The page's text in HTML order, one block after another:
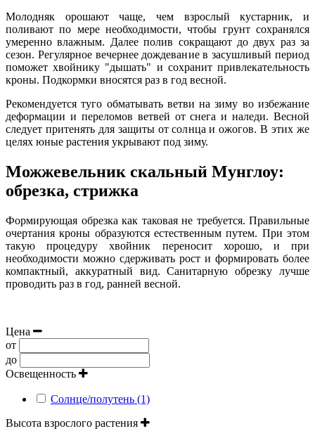
Молодняк орошают чаще, чем взрослый кустарник, и
поливают по мере необходимости, чтобы грунт сохранялся
умеренно влажным. Далее полив сокращают до двух раз за
сезон. Регулярное вечернее дождевание в засушливый период
поможет хвойнику "дышать" и сохранит привлекательность
кроны. Подкормки вносятся раз в год весной.
Рекомендуется туго обматывать ветви на зиму во избежание
деформации и переломов ветвей от снега и наледи. Весной
следует притенять для защиты от солнца и ожогов. В этих же
целях юные растения укрывают под зиму.
Можжевельник скальный Мунглоу:
обрезка, стрижка
Формирующая обрезка как таковая не требуется. Правильные
очертания кроны образуются естественным путем. При этом
такую процедуру хвойник переносит хорошо, и при
необходимости можно сдерживать рост и формировать более
компактный, аккуратный вид. Санитарную обрезку лучше
проводить раз в год, ранней весной.
Цена
от
до
Освещенность
Солнце/полутень (1)
Высота взрослого растения